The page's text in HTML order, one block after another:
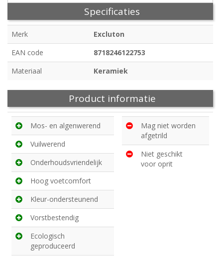
Specificaties
Merk
Excluton
EAN code
8718246122753
Materiaal
Keramiek
Product informatie
Mos- en algenwerend
Vuilwerend
Onderhoudsvriendelijk
Hoog voetcomfort
Kleur-ondersteunend
Vorstbestendig
Ecologisch
geproduceerd
Mag niet worden
afgetrild
Niet geschikt
voor oprit